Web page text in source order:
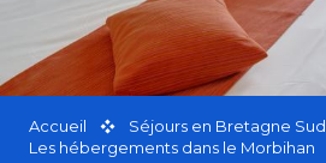
Accueil
Séjours en Bretagne Sud
Les hébergements dans le Morbihan